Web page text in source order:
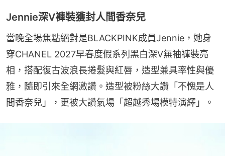
Jennie深V褲裝獲封人間香奈兒
當晚全場焦點絕對是BLACKPINK成員Jennie，她身
穿CHANEL 2027早春度假系列黑白深V無袖褲裝亮
相，搭配復古波浪長捲髮與紅唇，造型兼具率性與優
雅，隨即引來全網激讚。造型被粉絲大讚「不愧是人
間香奈兒」，更被大讚氣場「超越秀場模特演繹」。